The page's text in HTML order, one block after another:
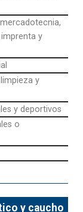
y
y
y deportivos
o
y caucho